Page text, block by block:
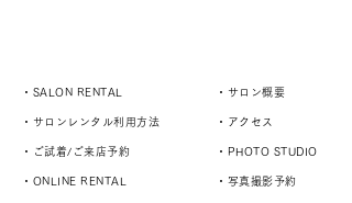
・SALON RENTAL
・サロンレンタル利用方法
・ご試着/ご来店予約
・ONLINE RENTAL
・サロン概要
・アクセス
・PHOTO STUDIO
・写真撮影予約